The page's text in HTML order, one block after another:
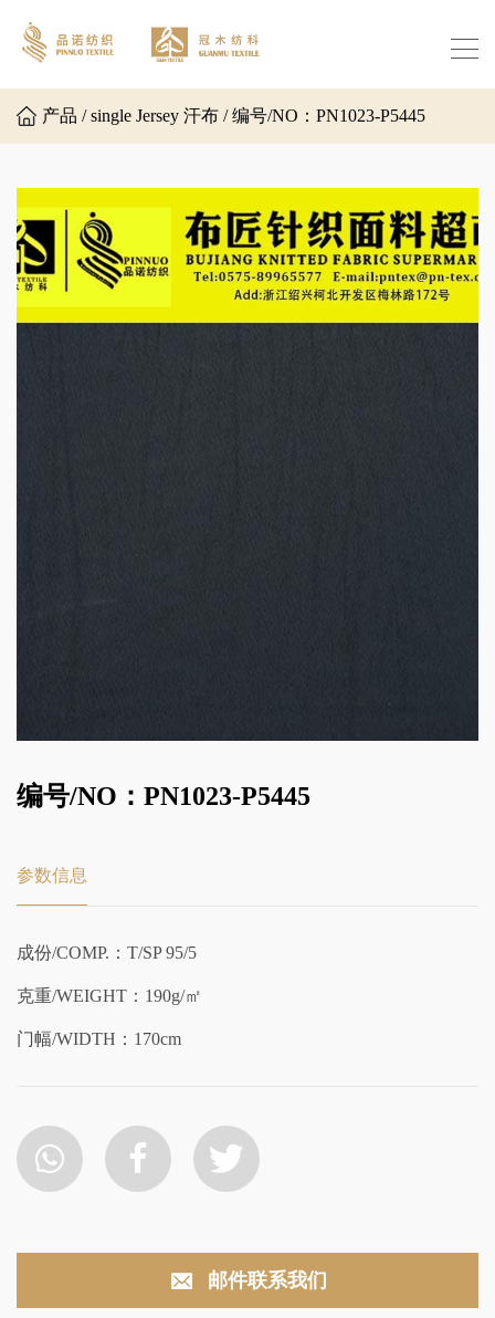
产品 / single Jersey 汗布 / 编号/NO：PN1023-P5445
编号/NO：PN1023-P5445
参数信息
成份/COMP.：T/SP 95/5
克重/WEIGHT：190g/㎡
门幅/WIDTH：170cm
邮件联系我们